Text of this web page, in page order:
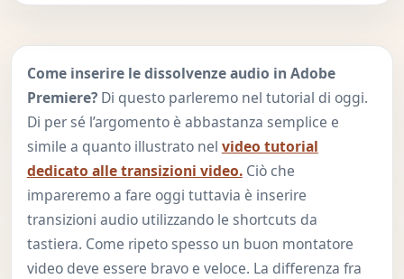
Come inserire le dissolvenze audio in Adobe
Premiere?Di questo parleremo nel tutorial di oggi.
Di per sé l’argomento è abbastanza semplice e
simile a quanto illustrato nel video tutorial
dedicato alle transizioni video.Ciò che
impareremo a fare oggi tuttavia è inserire
transizioni audio utilizzando le shortcuts da
tastiera. Come ripeto spesso un buon montatore
video deve essere bravo e veloce. La differenza fra